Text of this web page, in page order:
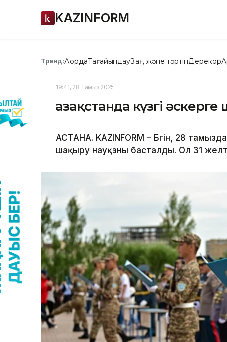
KAZINFORM
Тренд:АқордаТағайындауЗаң және тәртіпДерекқор
19:41, 28 Тамыз 2025
Қазақстанда күзгі
АСТАНА. KAZINFORM – Бүгін, 28
шақыру науқаны басталды. Ол 31